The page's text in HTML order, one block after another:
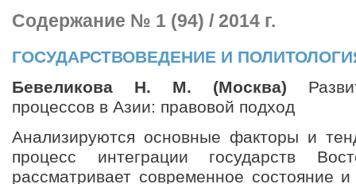
Содержание № 1 (94) / 2014 г.
ГОСУДАРСТВОВЕДЕНИЕ И
Бевеликова Н. М. (Москва)
процессов в Азии: правовой подход
Анализируются основные факторы и
процесс интеграции государств
рассматривает современное состояние